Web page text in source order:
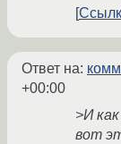
Ответ на:
+00:00
>И
вот